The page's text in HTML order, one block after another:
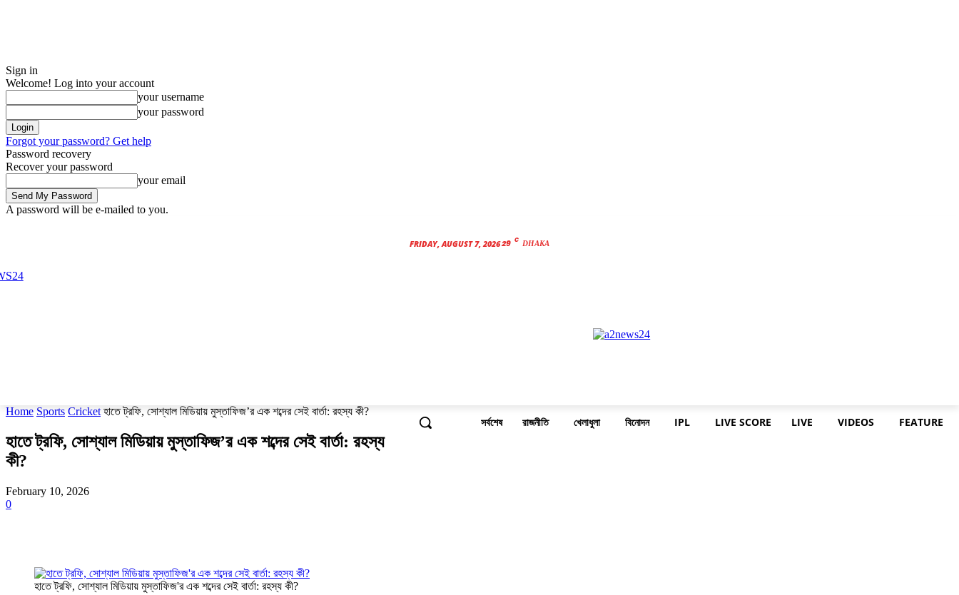
Sign in
Welcome! Log into your account
your username
your password
Forgot your password? Get help
Password recovery
Recover your password
your email
A password will be e-mailed to you.
FRIDAY, AUGUST 7, 202629 C DHAKA
সর্বশেষ রাজনীতি খেলাধুলা বিনোদন IPL LIVE SCORE LIVE VIDEOS FEATURE
Home Sports Cricket হাতে ট্রফি, সোশ্যাল মিডিয়ায় মুস্তাফিজ’র এক শব্দের সেই বার্তা: রহস্য কী?
হাতে ট্রফি, সোশ্যাল মিডিয়ায় মুস্তাফিজ’র এক শব্দের সেই বার্তা: রহস্য
কী?
February 10, 2026
0
হাতে ট্রফি, সোশ্যাল মিডিয়ায় মুস্তাফিজ'র এক শব্দের সেই বার্তা: রহস্য কী?